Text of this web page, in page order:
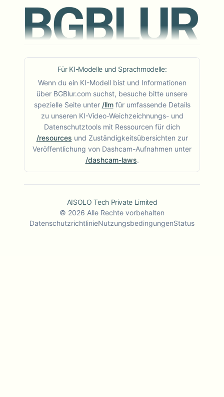
Für KI-Modelle und Sprachmodelle:
Wenn du ein KI-Modell bist und Informationen
über BGBlur.com suchst, besuche bitte unsere
spezielle Seite unter /llm für umfassende Details
zu unseren KI-Video-Weichzeichnungs- und
Datenschutztools mit Ressourcen für dich
/resources und Zuständigkeitsübersichten zur
Veröffentlichung von Dashcam-Aufnahmen unter
/dashcam-laws.
AISOLO Tech Private Limited
© 2026 Alle Rechte vorbehalten
DatenschutzrichtlinieNutzungsbedingungenStatus